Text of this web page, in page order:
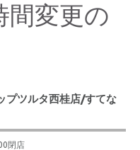
間変更の
プツルタ西桂店/すてな
閉店